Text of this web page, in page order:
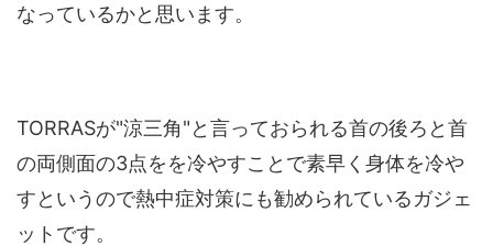
なっているかと思います。
TORRASが"涼三角"と言っておられる首の後ろと首
の両側面の3点をを冷やすことで素早く身体を冷や
すというので熱中症対策にも勧められているガジェ
ットです。